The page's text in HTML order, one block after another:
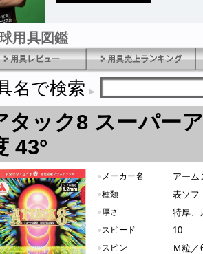
用具図鑑
名で検索
タック8 スーパー
43°
● メーカー名 アーム
●種類 表ソフ
●厚さ 特厚、
●スピード 10
●スピン Ｍ粒